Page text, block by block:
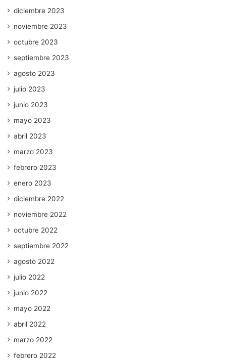
diciembre 2023
noviembre 2023
octubre 2023
septiembre 2023
agosto 2023
julio 2023
junio 2023
mayo 2023
abril 2023
marzo 2023
febrero 2023
enero 2023
diciembre 2022
noviembre 2022
octubre 2022
septiembre 2022
agosto 2022
julio 2022
junio 2022
mayo 2022
abril 2022
marzo 2022
febrero 2022